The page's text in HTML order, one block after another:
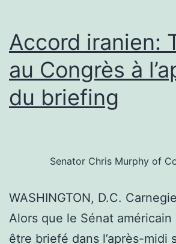
Accord iranien:
au Congrès à
du briefing
Senator Chris Murphy of
WASHINGTON, D.C.
Alors que le Sénat américain
être briefé dans l’après-midi